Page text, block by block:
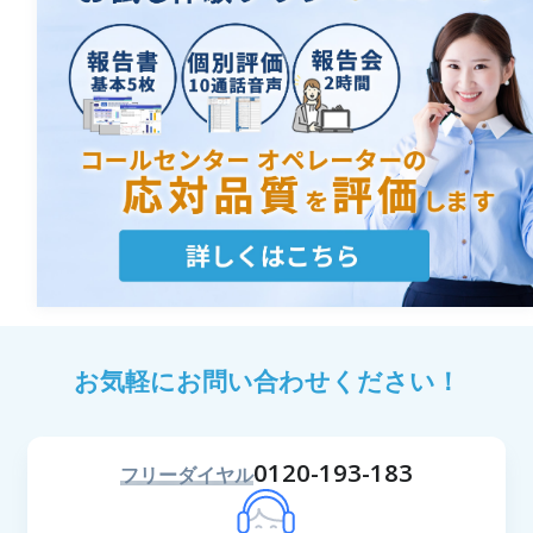
お気軽にお問い合わせください！
フリーダイヤル0120-193-183